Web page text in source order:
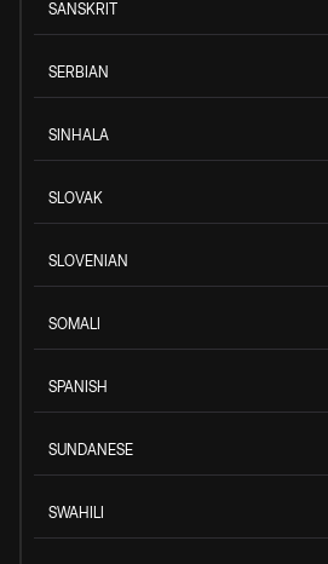
SANSKRIT
SERBIAN
SINHALA
SLOVAK
SLOVENIAN
SOMALI
SPANISH
SUNDANESE
SWAHILI